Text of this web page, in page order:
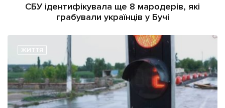
СБУ ідентифікувала ще 8 мародерів, які
грабували українців у Бучі
ЖИТТЯ